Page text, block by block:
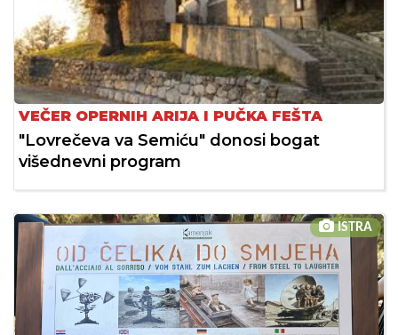
VEČER OPERNIH ARIJA I PUČKA FEŠTA
"Lovrečeva va Semiću" donosi bogat
višednevni program
ISTRA